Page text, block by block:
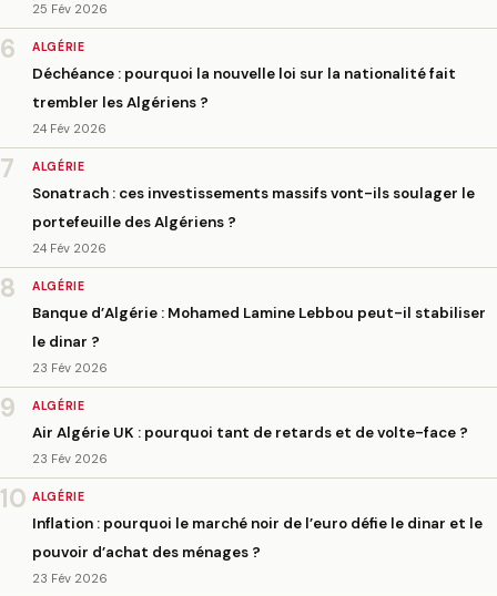
25 Fév 2026
6 ALGÉRIE
Déchéance : pourquoi la nouvelle loi sur la nationalité fait
trembler les Algériens ?
24 Fév 2026
7 ALGÉRIE
Sonatrach : ces investissements massifs vont-ils soulager le
portefeuille des Algériens ?
24 Fév 2026
8 ALGÉRIE
Banque d’Algérie : Mohamed Lamine Lebbou peut-il stabiliser
le dinar ?
23 Fév 2026
9 ALGÉRIE
Air Algérie UK : pourquoi tant de retards et de volte-face ?
23 Fév 2026
10 ALGÉRIE
Inflation : pourquoi le marché noir de l’euro défie le dinar et le
pouvoir d’achat des ménages ?
23 Fév 2026